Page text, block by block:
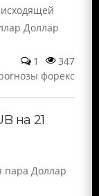
Доллар
347
1
форекс
на 21
пара Доллар